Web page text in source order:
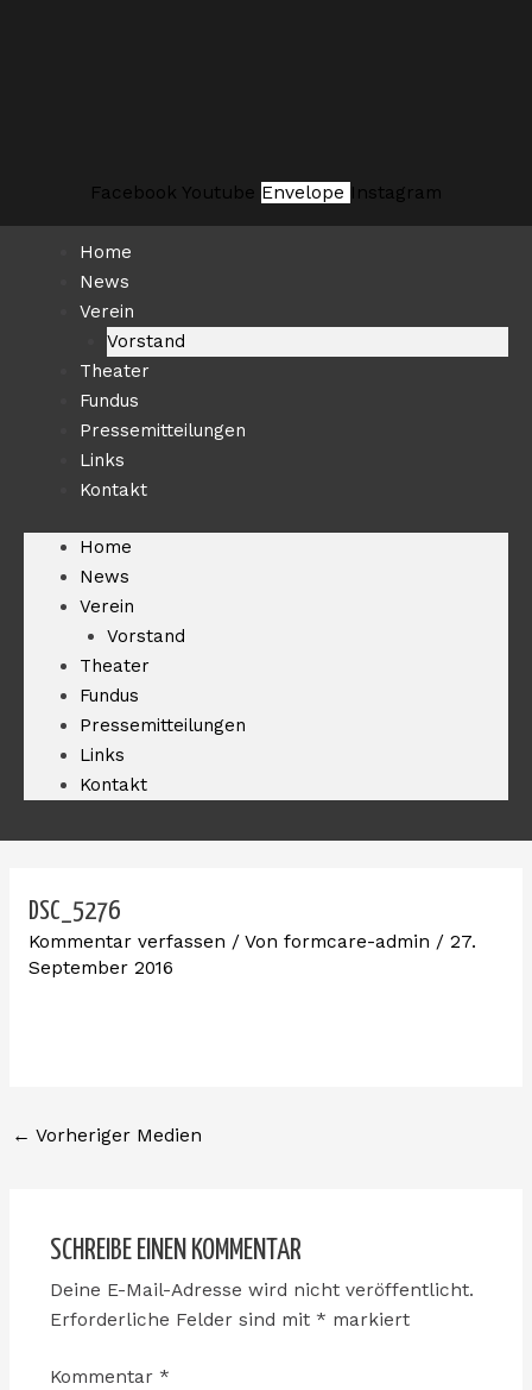
Facebook Youtube Envelope Instagram
Home
News
Verein
Vorstand
Theater
Fundus
Pressemitteilungen
Links
Kontakt
Home
News
Verein
Vorstand
Theater
Fundus
Pressemitteilungen
Links
Kontakt
DSC_5276
Kommentar verfassen / Von formcare-admin / 27.
September 2016
← Vorheriger Medien
SCHREIBE EINEN KOMMENTAR
Deine E-Mail-Adresse wird nicht veröffentlicht.
Erforderliche Felder sind mit * markiert
Kommentar *